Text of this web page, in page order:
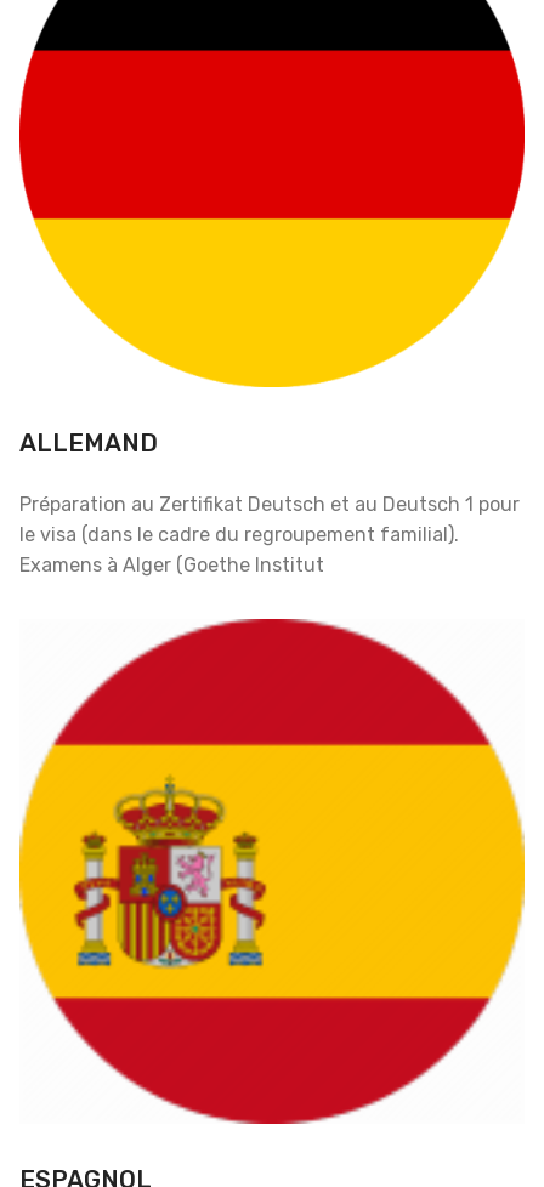
ALLEMAND
Préparation au Zertifikat Deutsch et au Deutsch 1 pour
le visa (dans le cadre du regroupement familial).
Examens à Alger (Goethe Institut
ESPAGNOL